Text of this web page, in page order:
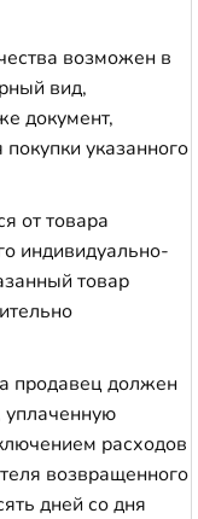
возможен в
вид,
документ,
указанного
от товара
индивидуально-
товар
продавец должен
уплаченную
расходов
возвращенного
дней со дня